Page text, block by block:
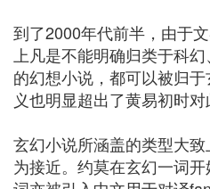
到了2000年代前半，由于
上凡是不能明确归类于科
的幻想小说，都可以被归
义也明显超出了黄易初时对
玄幻小说所涵盖的类型大
为接近。约莫在玄幻一词